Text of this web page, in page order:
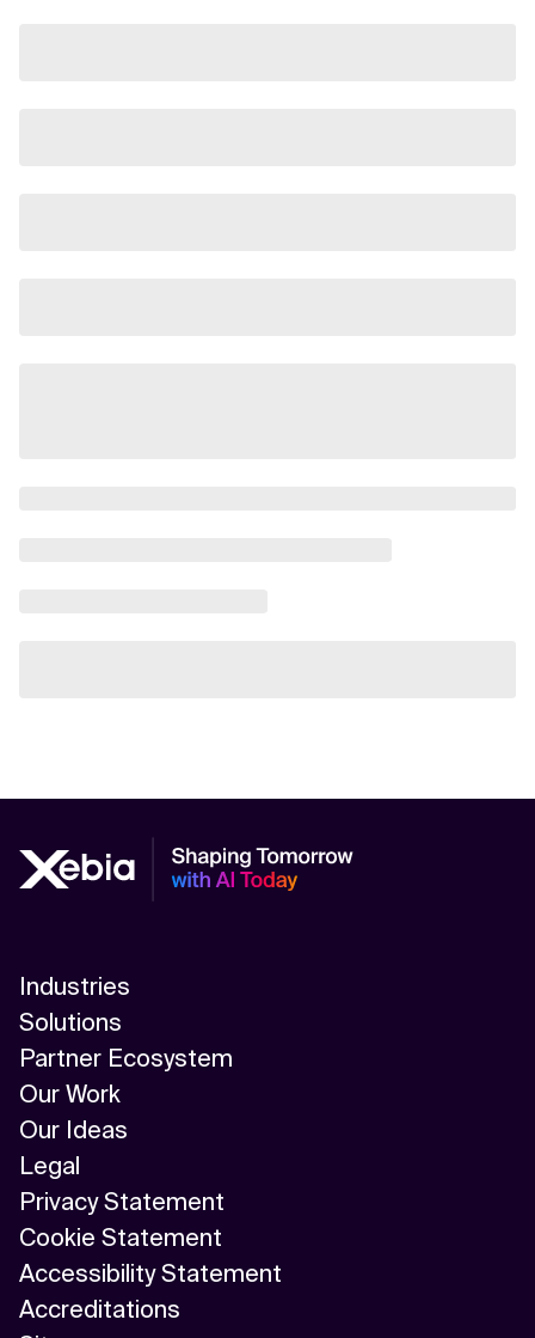
Industries
Solutions
Partner Ecosystem
Our Work
Our Ideas
Legal
Privacy Statement
Cookie Statement
Accessibility Statement
Accreditations